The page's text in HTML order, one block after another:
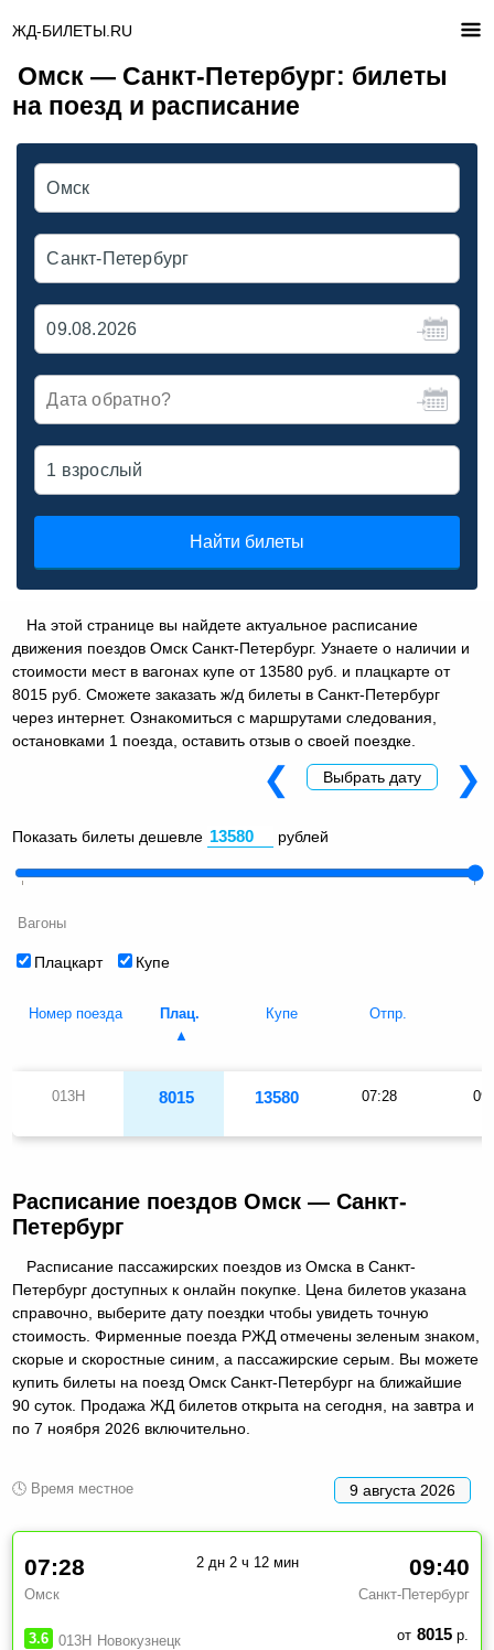
ЖД-БИЛЕТЫ.RU
Омск — Санкт-Петербург: билеты
на поезд и расписание
Найти билеты
На этой странице вы найдете актуальное расписание
движения поездов Омск Санкт-Петербург. Узнаете о наличии и
стоимости мест в вагонах купе от 13580 руб. и плацкарте от
8015 руб. Сможете заказать ж/д билеты в Санкт-Петербург
через интернет. Ознакомиться с маршрутами следования,
остановками 1 поезда, оставить отзыв о своей поездке.
Показать билеты дешевле рублей
Вагоны
Плацкарт Купе
❮ Выбрать дату ❯
Номер поезда Плац. Купе Отпр.
013Н 8015 13580 07:28
Расписание поездов Омск — Санкт-
Петербург
Расписание пассажирских поездов из Омска в Санкт-
Петербург доступных к онлайн покупке. Цена билетов указана
справочно, выберите дату поездки чтобы увидеть точную
стоимость. Фирменные поезда РЖД отмечены зеленым знаком,
скорые и скоростные синим, а пассажирские серым. Вы можете
купить билеты на поезд Омск Санкт-Петербург на ближайшие
90 суток. Продажа ЖД билетов открыта на сегодня, на завтра и
по 7 ноября 2026 включительно.
🕓 Время местное 9 августа 2026
3.6 013Н Новокузнецк
07:28
Омск
09:40
Санкт-Петербург
2 дн 2 ч 12 мин
от 8015р.